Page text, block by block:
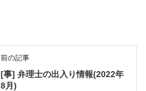
前の記事
[事] 弁理士の出入り情報(2022年
8月)